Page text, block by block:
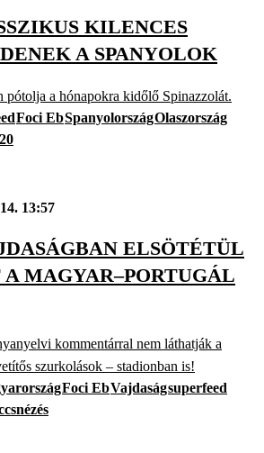
KILENCES
A SPANYOLOK
pótolja a hónapokra kidőlő Spinazzolát.
Foci EbSpanyolországOlaszország
13:57
ELSÖTÉTÜL
A MAGYAR–PORTUGÁL
kommentárral nem láthatják a
szurkolások – stadionban is!
Foci EbVajdaságsuperfeed